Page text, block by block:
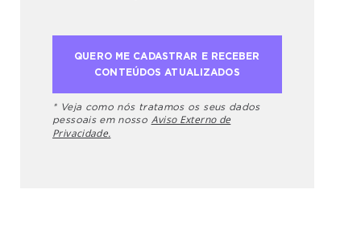
* Veja como nós tratamos os seus dados
pessoais em nosso Aviso Externo de
Privacidade.